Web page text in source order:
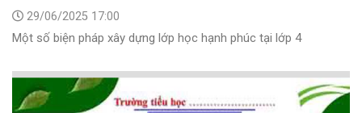
29/06/2025 17:00
Một số biện pháp xây dựng lớp học hạnh phúc tại lớp 4